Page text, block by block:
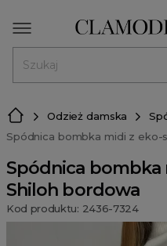
Odzież damska
Spódnica bombka midi z eko-
Spódnica bombka
Shiloh bordowa
Kod produktu: 2436-7324